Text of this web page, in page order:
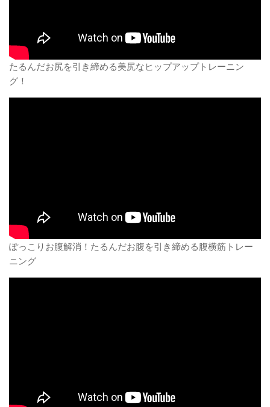
たるんだお尻を引き締める美尻なヒップアップトレーニン
グ！
ぽっこりお腹解消！たるんだお腹を引き締める腹横筋トレー
ニング